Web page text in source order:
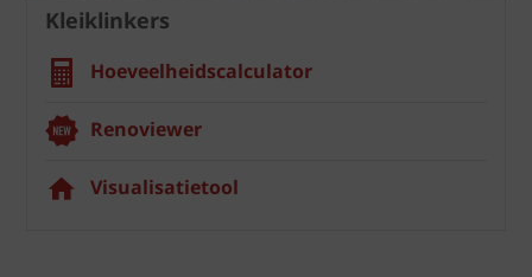
Kleiklinkers
Hoeveelheidscalculator
Renoviewer
Visualisatietool